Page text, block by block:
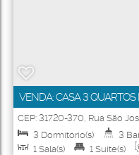
VENDA: CASA 3
RESIDENCIAL FORMOSO
CEP: 31720-370, Rua São
Horizonte
Minas Gerais Brasil
3 Dormitório(s) 3
1 Sala(s) 1 Suíte(s)